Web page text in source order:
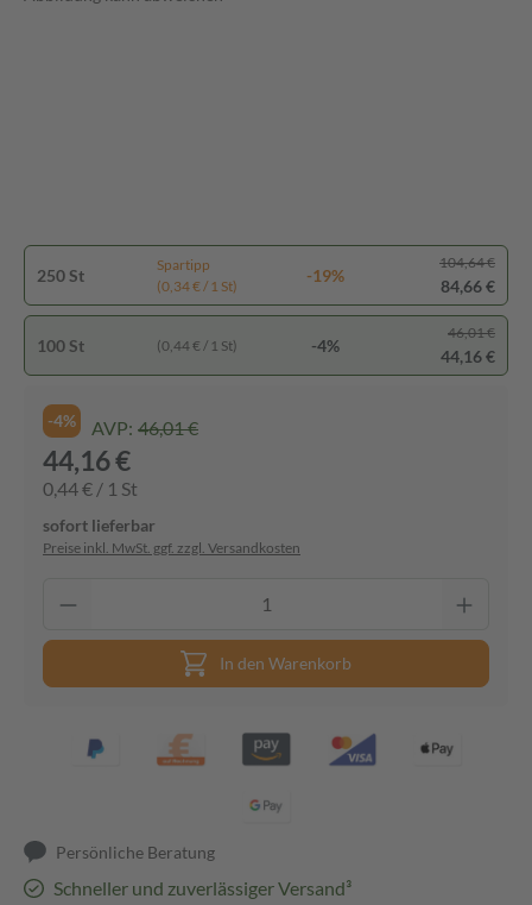
250 St
Spartipp
(0,34 € / 1 St)
-19%
104,64 €
84,66 €
100 St (0,44 € / 1 St) -4%
46,01 €
44,16 €
-4% AVP: 46,01 €
44,16 €
0,44 € / 1 St
sofort lieferbar
Preise inkl. MwSt. ggf. zzgl. Versandkosten
In den Warenkorb
Persönliche Beratung
Schneller und zuverlässiger Versand³